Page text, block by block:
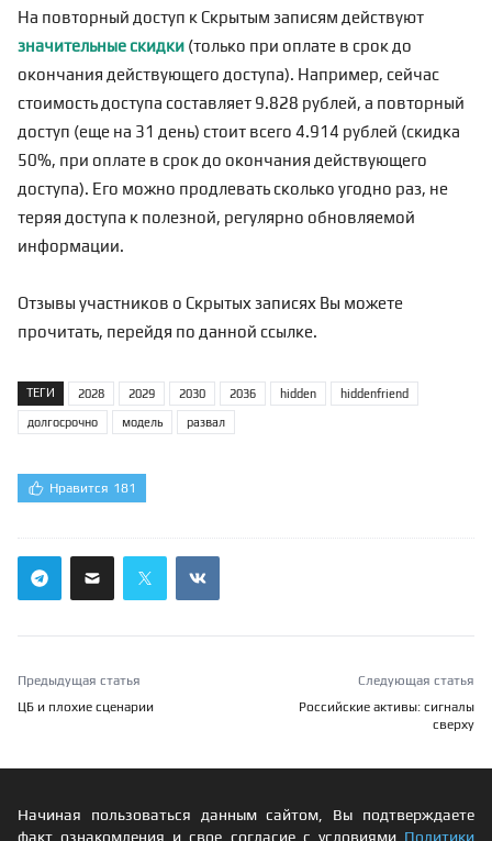
На повторный доступ к Скрытым записям действуют
значительные скидки (только при оплате в срок до
окончания действующего доступа). Например, сейчас
стоимость доступа составляет 9.828 рублей, а повторный
доступ (еще на 31 день) стоит всего 4.914 рублей (скидка
50%, при оплате в срок до окончания действующего
доступа). Его можно продлевать сколько угодно раз, не
теряя доступа к полезной, регулярно обновляемой
информации.
Отзывы участников о Скрытых записях Вы можете
прочитать, перейдя по данной ссылке.
ТЕГИ 2028 2029 2030 2036 hidden hiddenfriend
долгосрочно модель развал
Нравится 181
Предыдущая статья
ЦБ и плохие сценарии
Следующая статья
Российские активы: сигналы
сверху
Начиная пользоваться данным сайтом, Вы подтверждаете
факт ознакомления и свое согласие с условиями Политики